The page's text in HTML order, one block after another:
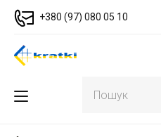
+380 (97) 080 05 10